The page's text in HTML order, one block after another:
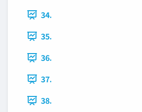
34.
35.
36.
37.
38.